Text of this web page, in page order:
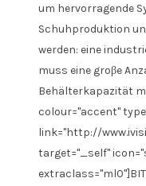
um hervorragende
Schuhproduktion
werden: eine
muss eine groβe
Behälterkapazität
colour="accent"
link="http://
target="_self"